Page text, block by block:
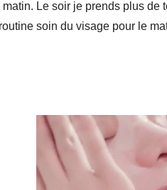
Le soir je prends plus de
soin du visage pour le